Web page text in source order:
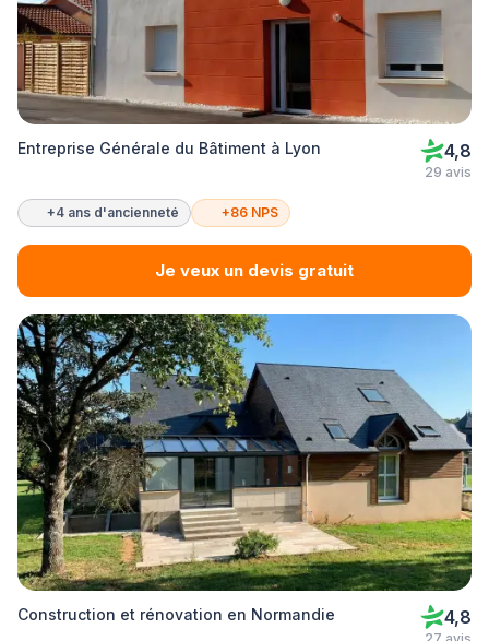
Entreprise Générale du Bâtiment à Lyon 4,8
29 avis
+4 ans d'ancienneté +86 NPS
Je veux un devis gratuit
Construction et rénovation en Normandie 4,8